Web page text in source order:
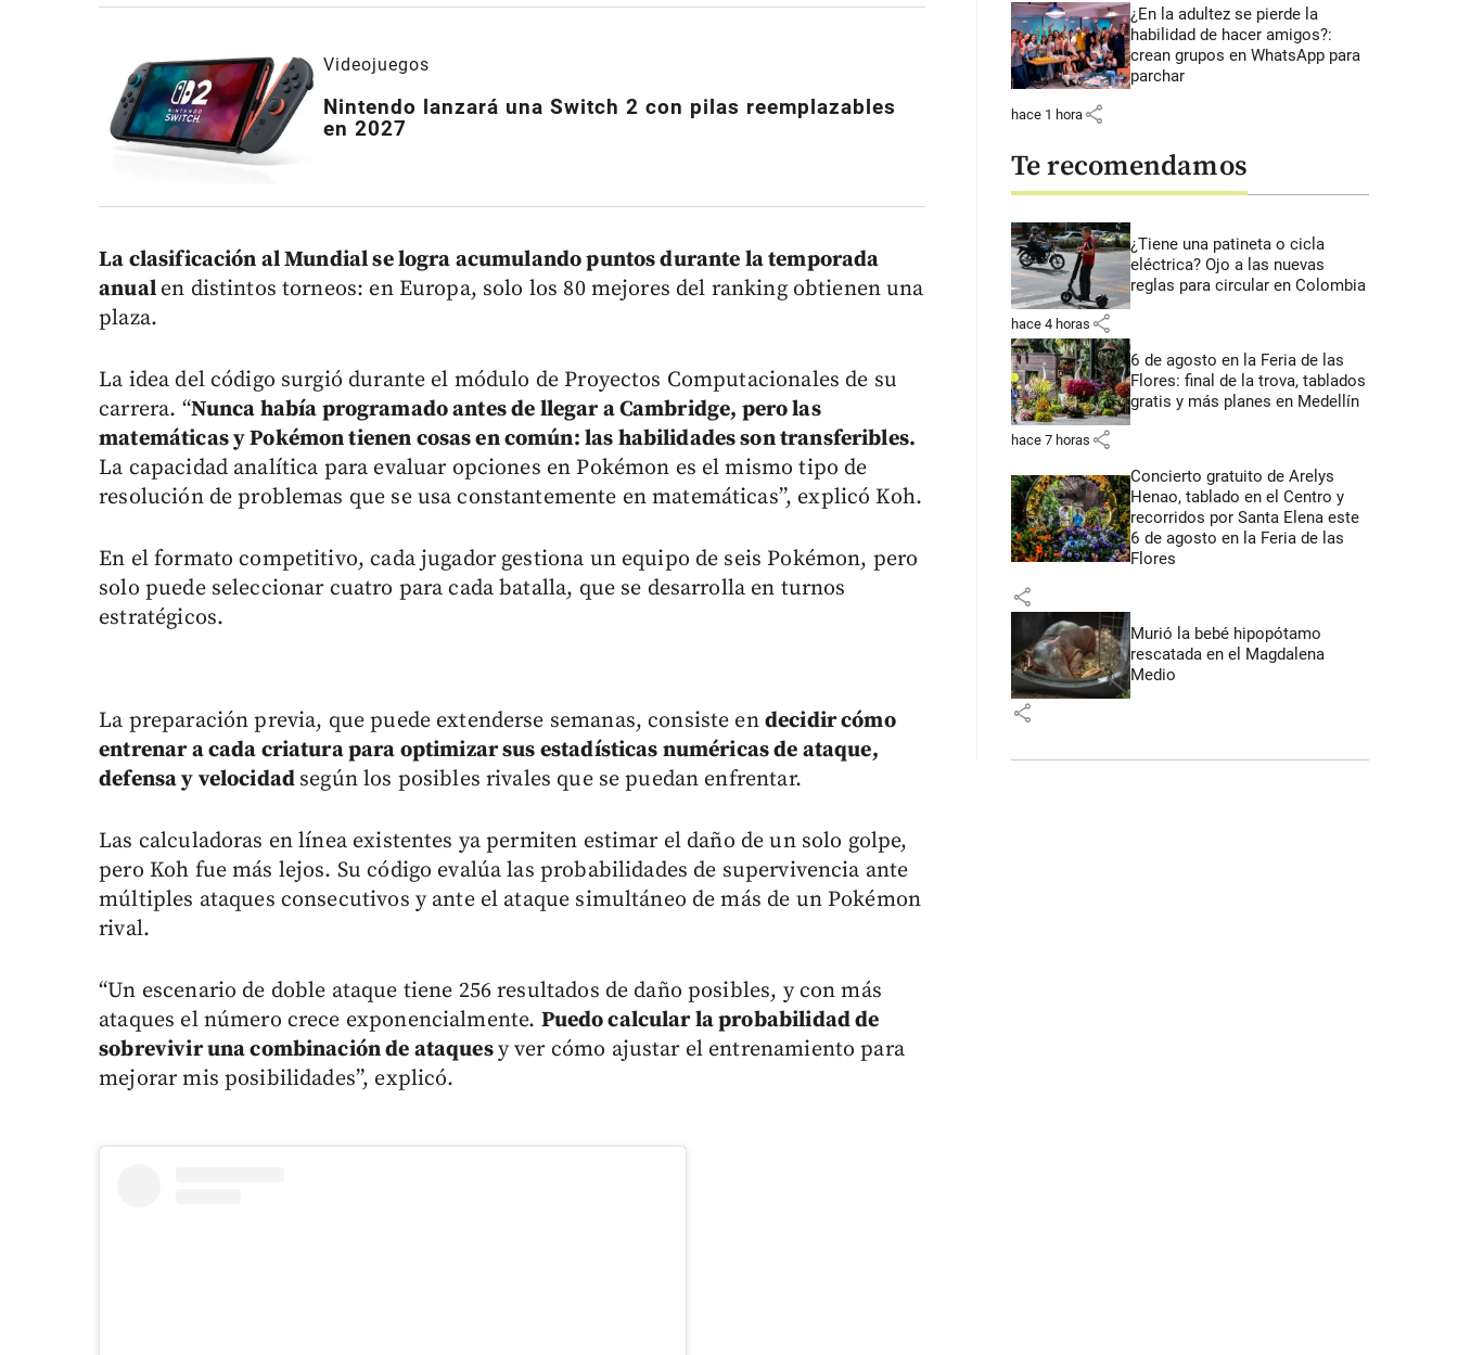
Videojuegos
Nintendo lanzará una Switch 2 con pilas reemplazables
en 2027
La clasificación al Mundial se logra acumulando puntos durante la temporada
anual en distintos torneos: en Europa, solo los 80 mejores del ranking obtienen una
plaza.
La idea del código surgió durante el módulo de Proyectos Computacionales de su
carrera. “Nunca había programado antes de llegar a Cambridge, pero las
matemáticas y Pokémon tienen cosas en común: las habilidades son transferibles.
La capacidad analítica para evaluar opciones en Pokémon es el mismo tipo de
resolución de problemas que se usa constantemente en matemáticas”, explicó Koh.
En el formato competitivo, cada jugador gestiona un equipo de seis Pokémon, pero
solo puede seleccionar cuatro para cada batalla, que se desarrolla en turnos
estratégicos.
La preparación previa, que puede extenderse semanas, consiste en decidir cómo
entrenar a cada criatura para optimizar sus estadísticas numéricas de ataque,
defensa y velocidad según los posibles rivales que se puedan enfrentar.
Las calculadoras en línea existentes ya permiten estimar el daño de un solo golpe,
pero Koh fue más lejos. Su código evalúa las probabilidades de supervivencia ante
múltiples ataques consecutivos y ante el ataque simultáneo de más de un Pokémon
rival.
“Un escenario de doble ataque tiene 256 resultados de daño posibles, y con más
ataques el número crece exponencialmente. Puedo calcular la probabilidad de
sobrevivir una combinación de ataquesy ver cómo ajustar el entrenamiento para
mejorar mis posibilidades”, explicó.
¿En la adultez se pierde la
habilidad de hacer amigos?:
crean grupos en WhatsApp para
parchar
hace 1 hora share
Te recomendamos
¿Tiene una patineta o cicla
eléctrica? Ojo a las nuevas
reglas para circular en Colombia
hace 4 horas share
6 de agosto en la Feria de las
Flores: final de la trova, tablados
gratis y más planes en Medellín
hace 7 horas share
Concierto gratuito de Arelys
Henao, tablado en el Centro y
recorridos por Santa Elena este
6 de agosto en la Feria de las
Flores
share
Murió la bebé hipopótamo
rescatada en el Magdalena
Medio
share